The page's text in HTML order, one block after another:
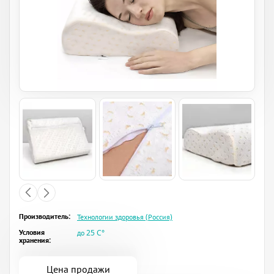
Производитель:
Технологии здоровья (Россия)
Условия
хранения:
до 25 C°
Цена продажи